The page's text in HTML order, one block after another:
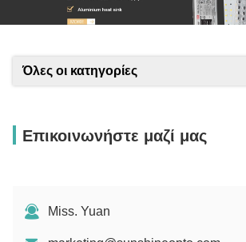
Όλες οι κατηγορίες
Επικοινωνήστε μαζί μας
Miss. Yuan